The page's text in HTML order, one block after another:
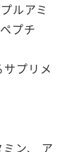
ルアミ
プチ
プリメ
ン、 ア